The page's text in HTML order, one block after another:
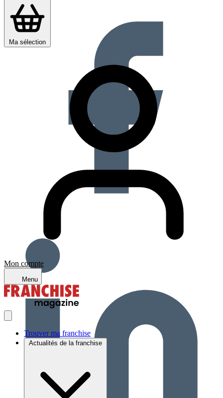
Ma sélection
Mon compte
Menu
Trouver ma franchise
Actualités de la franchise